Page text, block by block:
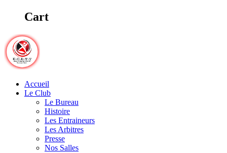
Cart
Accueil
Le Club
Le Bureau
Histoire
Les Entraineurs
Les Arbitres
Presse
Nos Salles